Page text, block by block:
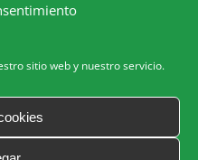
sitio web y nuestro servicio.